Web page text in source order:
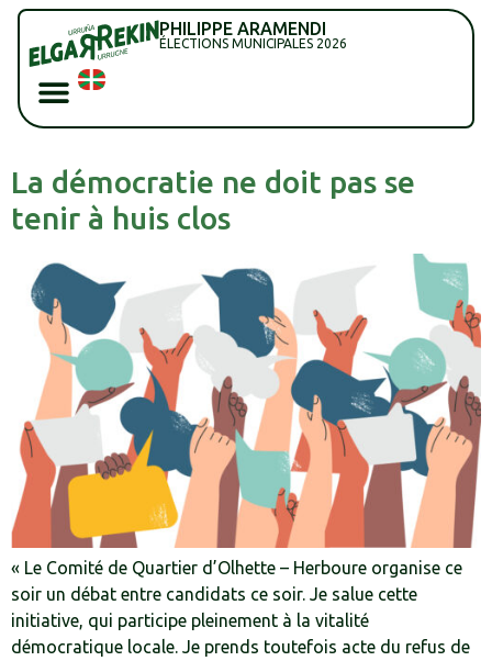
PHILIPPE ARAMENDI
ÉLECTIONS MUNICIPALES 2026
La démocratie ne doit pas se
tenir à huis clos
« Le Comité de Quartier d’Olhette – Herboure organise ce
soir un débat entre candidats ce soir. Je salue cette
initiative, qui participe pleinement à la vitalité
démocratique locale. Je prends toutefois acte du refus de